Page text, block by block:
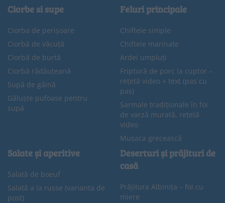
Ciorbe si supe
Ciorba de perișoare
Ciorbă de văcuță
Ciorbă de burtă
Ciorbă rădăuțeană
Supă de găină
Găluște pufoase pentru
supă
Feluri principale
Chiftele simple
Chiftele marinate
Ardei umpluți
Friptură de porc la cuptor –
rețetă video + text (pas cu
pas)
Sarmale tradiționale în foi
de varză murată, rețetă
video
Musaca grecească
Salate și aperitive
Salată de boeuf
Salată a la russe (varianta de
post)
Deserturi și prăjituri de
casă
Prăjitura Albinița – foi cu
miere